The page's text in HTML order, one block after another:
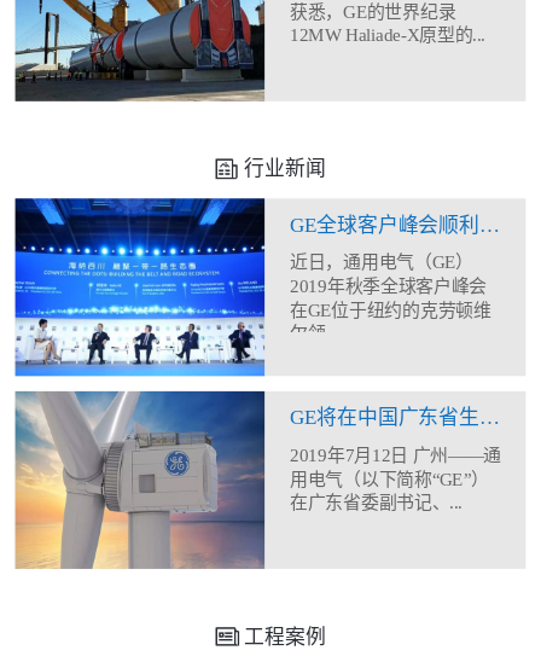
获悉，GE的世界纪录
12MW Haliade-X原型的...
行业新闻
GE全球客户峰会顺利闭幕 助力合作伙伴全方位能力建设
近日，通用电气（GE）
2019年秋季全球客户峰会
在GE位于纽约的克劳顿维
尔领...
GE将在中国广东省生产制造12MW海上风机
2019年7月12日 广州——通
用电气（以下简称“GE”）
在广东省委副书记、...
工程案例